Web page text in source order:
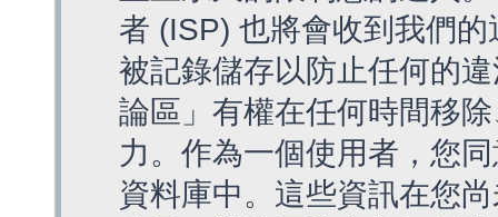
者 (ISP) 也將會收到我們
被記錄儲存以防止任何的
論區」有權在任何時間移
力。作為一個使用者，您
資料庫中。這些資訊在您